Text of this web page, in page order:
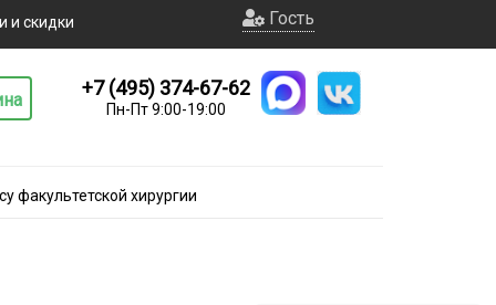
и скидки Гость
+7 (495) 374-67-62
Пн-Пт 9:00-19:00
факультетской хирургии